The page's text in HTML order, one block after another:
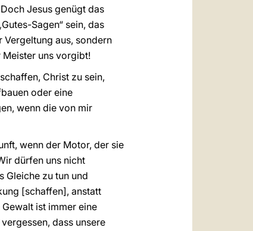
Jesus genügt das
Sagen“ sein, das
aus, sondern
Meister uns vorgibt!
Christ zu sein,
oder eine
wenn die von mir
wenn der Motor, der sie
dürfen uns nicht
Gleiche zu tun und
[schaffen], anstatt
ist immer eine
dass unsere